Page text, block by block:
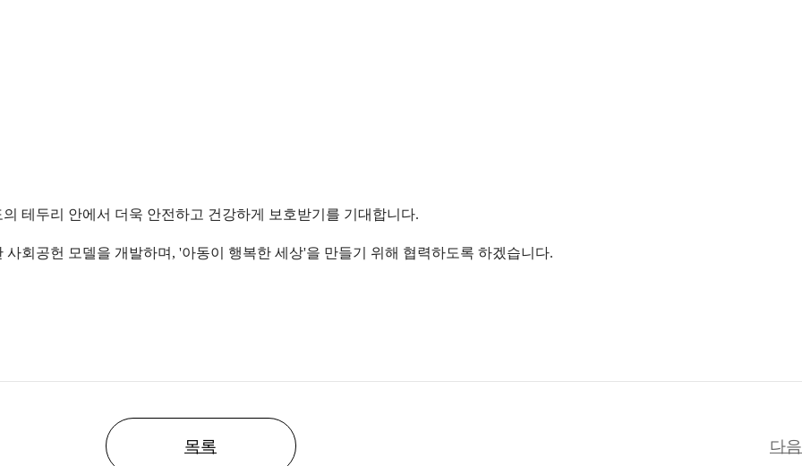
테두리 안에서 더욱 안전하고 건강하게 보호받기를 기대합니다.
회공헌 모델을 개발하며, '아동이 행복한 세상'을 만들기 위해 협력하도록 하겠습니다.
목록 다음